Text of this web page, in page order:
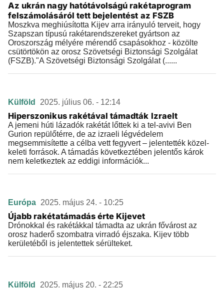
Az ukrán nagy hatótávolságú rakétaprogram
felszámolásáról tett bejelentést az FSZB
Moszkva meghiúsította Kijev arra irányuló terveit, hogy
Szapszan típusú rakétarendszereket gyártson az
Oroszország mélyére mérendő csapásokhoz - közölte
csütörtökön az orosz Szövetségi Biztonsági Szolgálat
(FSZB)."A Szövetségi Biztonsági Szolgálat (......
Külföld 2025. július 06. - 12:14
Hiperszonikus rakétával támadták Izraelt
A jemeni húti lázadók rakétát lőttek ki a tel-avivi Ben
Gurion repülőtérre, de az izraeli légvédelem
megsemmisítette a célba vett fegyvert – jelentették közel-
keleti források. A támadás következtében jelentős károk
nem keletkeztek az eddigi információk...
Európa 2025. május 24. - 10:25
Újabb rakétatámadás érte Kijevet
Drónokkal és rakétákkal támadta az ukrán fővárost az
orosz haderő szombatra virradó éjszaka. Kijev több
kerületéből is jelentettek sérülteket.
Külföld 2025. május 20. - 22:25